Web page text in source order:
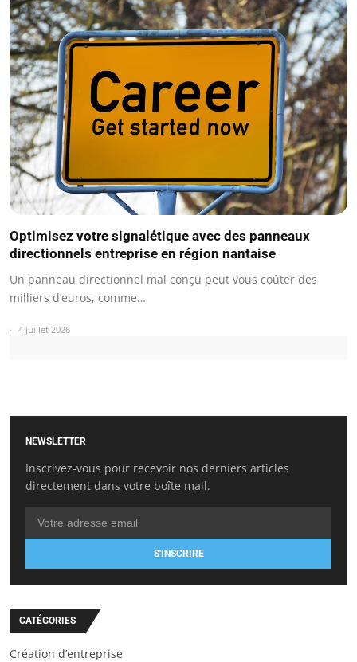
Optimisez votre signalétique avec des panneaux
directionnels entreprise en région nantaise
Un panneau directionnel mal conçu peut vous coûter des
milliers d’euros, comme…
4 juillet 2026
NEWSLETTER
Inscrivez-vous pour recevoir nos derniers articles
directement dans votre boîte mail.
S'INSCRIRE
CATÉGORIES
Création d’entreprise